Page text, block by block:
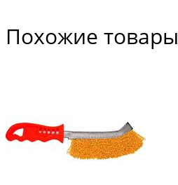
Похожие товары